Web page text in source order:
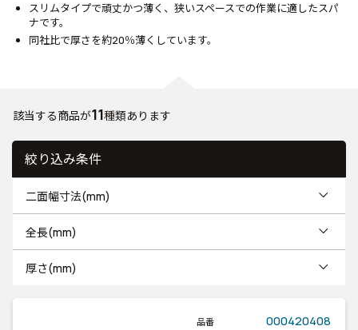
スリムタイプで頑丈かつ薄く、狭いスペースでの作業に適したスパ
ナです。
同社比で厚さを約20％薄くしています。
該当する商品が11種類あります
絞り込み条件
二面幅寸法(mm)
全長(mm)
厚さ(mm)
品番 000420408